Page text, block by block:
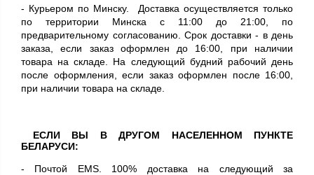
- Курьером по Минску. Доставка осуществляется только
по территории Минска с 11:00 до 21:00, по
предварительному согласованию. Срок доставки - в день
заказа, если заказ оформлен до 16:00, при наличии
товара на складе. На следующий будний рабочий день
после оформления, если заказ оформлен после 16:00,
при наличии товара на складе.
ЕСЛИ ВЫ В ДРУГОМ НАСЕЛЕННОМ ПУНКТЕ
БЕЛАРУСИ:
- Почтой EMS. 100% доставка на следующий за